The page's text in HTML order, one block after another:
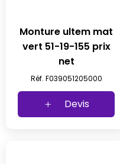
Monture ultem mat
vert 51-19-155 prix
net
Réf. F039051205000
Devis